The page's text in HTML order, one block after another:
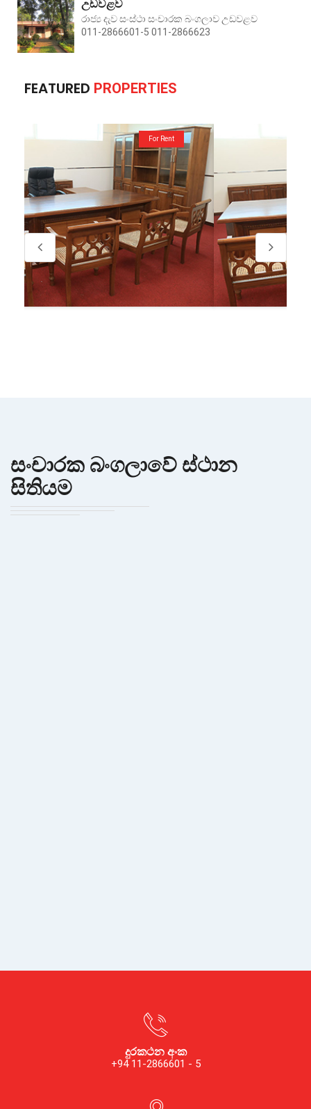
උඩවළව
රාජ්‍ය දැව සංස්ථා සංචාරක බංගලාව උඩවළව
011-2866601-5 011-2866623
FEATURED PROPERTIES
සංචාරක බංගලාවේ ස්ථාන
සිතියම
දුරකථන අංක
+94 11-2866601 - 5